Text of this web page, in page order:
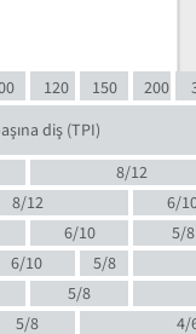
120 150 200
diş (TPI)
8/12
8/12
6/
6/10
5/8
6/10
5/8
5/8
5/8
4/